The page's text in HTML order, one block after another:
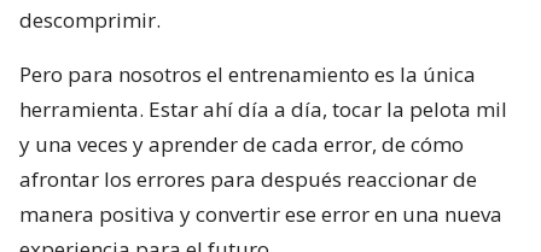
descomprimir.
Pero para nosotros el entrenamiento es la única
herramienta. Estar ahí día a día, tocar la pelota mil
y una veces y aprender de cada error, de cómo
afrontar los errores para después reaccionar de
manera positiva y convertir ese error en una nueva